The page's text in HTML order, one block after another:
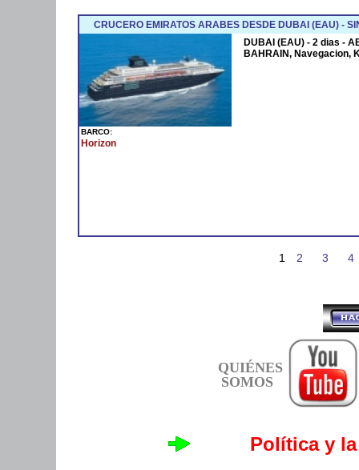
CRUCERO EMIRATOS ARABES DESDE DUBAI (EAU) -
BARCO:
Horizon
DUBAI (EAU) - 2 dias -
BAHRAIN, Navegacion,
1 2 3 4
QUIÉNES
SOMOS
Política y